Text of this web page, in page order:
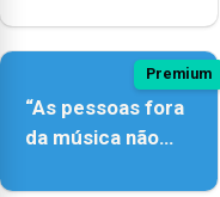
Premium
“As pessoas fora
da música não